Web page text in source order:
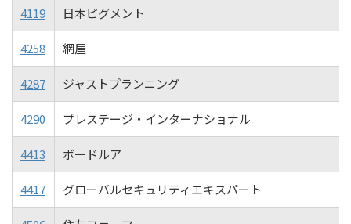
4119 日本ピグメント
4258 網屋
4287 ジャストプランニング
4290 プレステージ・インターナショナル
4413 ボードルア
4417 グローバルセキュリティエキスパート